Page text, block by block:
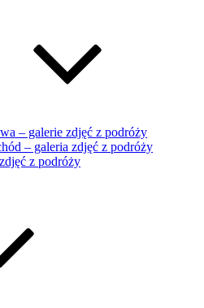
– galerie zdjęć z podróży
– galeria zdjęć z podróży
z podróży